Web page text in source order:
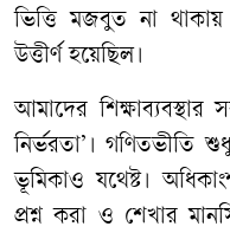
ভিত্তি মজবুত না
উত্তীর্ণ হয়েছিল।
আমাদের শিক্ষাব্যবস্থার
নির্ভরতা’ । গণিতভীতি
ভূমিকাও যথেষ্ট।
প্রশ্ন করা ও শেখার